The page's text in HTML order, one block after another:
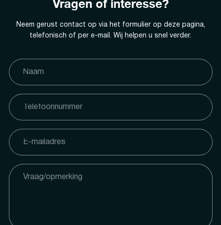
Vragen of interesse?
Neem gerust contact op via het formulier op deze pagina,
telefonisch of per e-mail. Wij helpen u snel verder.